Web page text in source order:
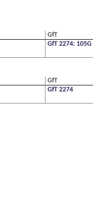
GfT
GfT 2274: 105G
GfT
GfT 2274